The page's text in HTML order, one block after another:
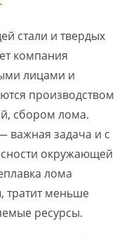
стали и твердых
компания
лицами и
производством
сбором лома.
важная задача и с
окружающей
лома
тратит меньше
ресурсы.